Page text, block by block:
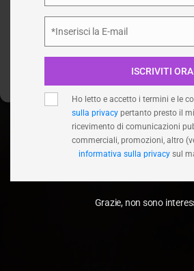
Accetta
Nega
Visualizza le
*Inserisci la E-mail
ISCRIVITI
Ho letto e accetto i termini e le
sulla privacy pertanto presto il
ricevimento di comunicazioni
commerciali, promozioni, altro
informativa sulla privacy sul
Grazie, non sono